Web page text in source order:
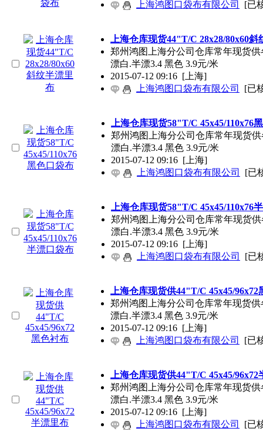
上海鸿图口袋布有限公司 [已
上海仓库现货44"T/C 28x28/80x60斜
郑州鸿图上海分公司仓库常年现货供
漂白.半漂3.4 黑色 3.9元/米
2015-07-12 09:16 [上海]
上海鸿图口袋布有限公司
[已
上海仓库现货58"T/C 45x45/110x76
郑州鸿图上海分公司仓库常年现货供
漂白.半漂3.4 黑色 3.9元/米
2015-07-12 09:16 [上海]
上海鸿图口袋布有限公司
[已
上海仓库现货58"T/C 45x45/110x76
郑州鸿图上海分公司仓库常年现货供
漂白.半漂3.4 黑色 3.9元/米
2015-07-12 09:16 [上海]
上海鸿图口袋布有限公司
[已
上海仓库现货供44"T/C 45x45/96x72
郑州鸿图上海分公司仓库常年现货供
漂白.半漂3.4 黑色 3.9元/米
2015-07-12 09:16 [上海]
上海鸿图口袋布有限公司
[已
上海仓库现货供44"T/C 45x45/96x72
郑州鸿图上海分公司仓库常年现货供
漂白.半漂3.4 黑色 3.9元/米
2015-07-12 09:16 [上海]
上海鸿图口袋布有限公司
[已